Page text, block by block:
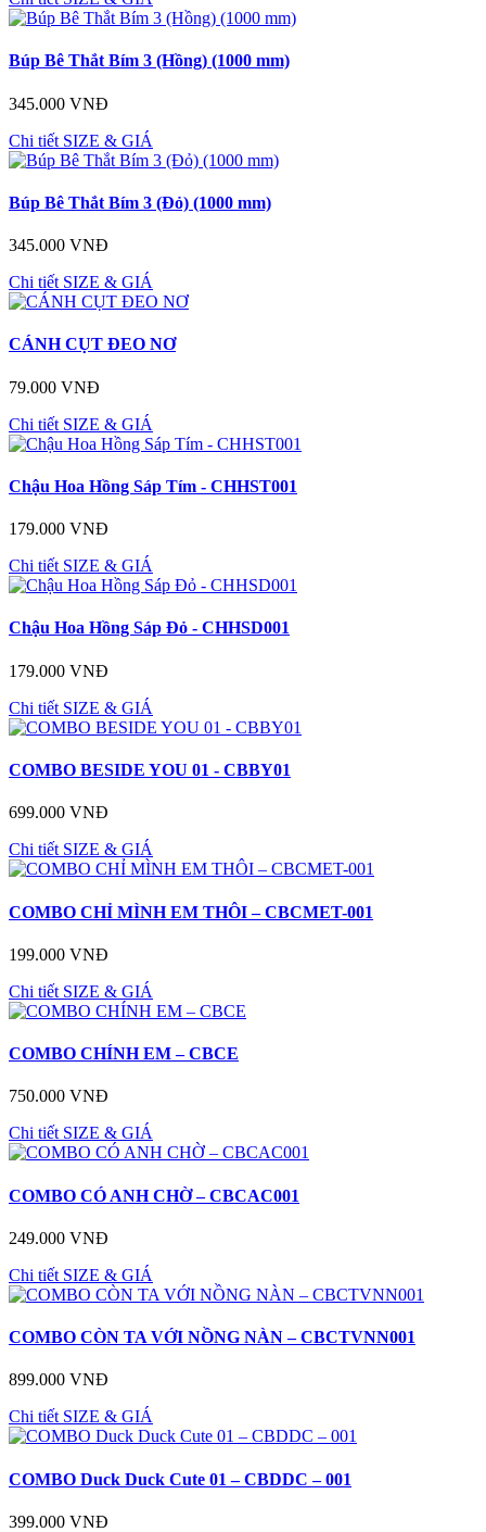
Búp Bê Thắt Bím 3 (Hồng) (1000 mm)
345.000 VNĐ
Chi tiết SIZE & GIÁ
Búp Bê Thắt Bím 3 (Đỏ) (1000 mm)
345.000 VNĐ
Chi tiết SIZE & GIÁ
CÁNH CỤT ĐEO NƠ
79.000 VNĐ
Chi tiết SIZE & GIÁ
Chậu Hoa Hồng Sáp Tím - CHHST001
179.000 VNĐ
Chi tiết SIZE & GIÁ
Chậu Hoa Hồng Sáp Đỏ - CHHSD001
179.000 VNĐ
Chi tiết SIZE & GIÁ
COMBO BESIDE YOU 01 - CBBY01
699.000 VNĐ
Chi tiết SIZE & GIÁ
COMBO CHỈ MÌNH EM THÔI – CBCMET-001
199.000 VNĐ
Chi tiết SIZE & GIÁ
COMBO CHÍNH EM – CBCE
750.000 VNĐ
Chi tiết SIZE & GIÁ
COMBO CÓ ANH CHỜ – CBCAC001
249.000 VNĐ
Chi tiết SIZE & GIÁ
COMBO CÒN TA VỚI NỒNG NÀN – CBCTVNN001
899.000 VNĐ
Chi tiết SIZE & GIÁ
COMBO Duck Duck Cute 01 – CBDDC – 001
399.000 VNĐ